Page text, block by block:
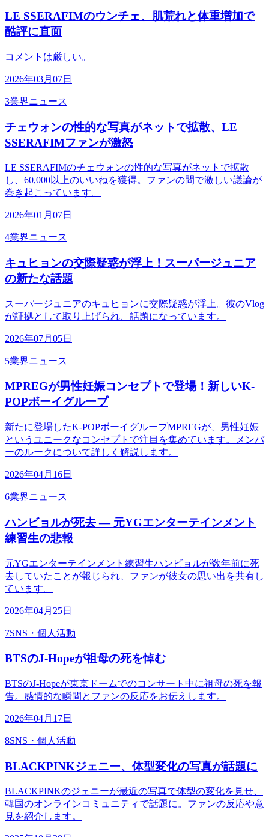
LE SSERAFIMのウンチェ、肌荒れと体重増加で
酷評に直面
コメントは厳しい。
2026年03月07日
3業界ニュース
チェウォンの性的な写真がネットで拡散、LE
SSERAFIMファンが激怒
LE SSERAFIMのチェウォンの性的な写真がネットで拡散
し、60,000以上のいいねを獲得。ファンの間で激しい議論が
巻き起こっています。
2026年01月07日
4業界ニュース
キュヒョンの交際疑惑が浮上！スーパージュニア
の新たな話題
スーパージュニアのキュヒョンに交際疑惑が浮上。彼のVlog
が証拠として取り上げられ、話題になっています。
2026年07月05日
5業界ニュース
MPREGが男性妊娠コンセプトで登場！新しいK-
POPボーイグループ
新たに登場したK-POPボーイグループMPREGが、男性妊娠
というユニークなコンセプトで注目を集めています。メンバ
ーのルークについて詳しく解説します。
2026年04月16日
6業界ニュース
ハンビョルが死去 — 元YGエンターテインメント
練習生の悲報
元YGエンターテインメント練習生ハンビョルが数年前に死
去していたことが報じられ、ファンが彼女の思い出を共有し
ています。
2026年04月25日
7SNS・個人活動
BTSのJ-Hopeが祖母の死を悼む
BTSのJ-Hopeが東京ドームでのコンサート中に祖母の死を報
告。感情的な瞬間とファンの反応をお伝えします。
2026年04月17日
8SNS・個人活動
BLACKPINKジェニー、体型変化の写真が話題に
BLACKPINKのジェニーが最近の写真で体型の変化を見せ、
韓国のオンラインコミュニティで話題に。ファンの反応や意
見を紹介します。